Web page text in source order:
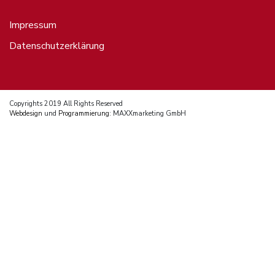
Impressum
Datenschutzerklärung
Copyrights 2019 All Rights Reserved
Webdesign und Programmierung: MAXXmarketing GmbH